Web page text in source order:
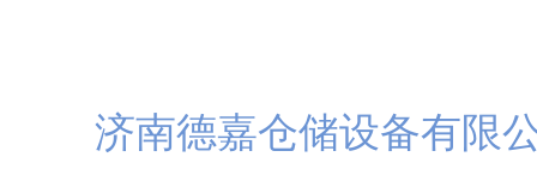
济南德嘉仓储设备有